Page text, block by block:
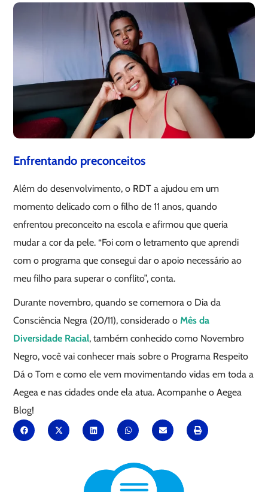
Enfrentando preconceitos
Além do desenvolvimento, o RDT a ajudou em um
momento delicado com o filho de 11 anos, quando
enfrentou preconceito na escola e afirmou que queria
mudar a cor da pele. “Foi com o letramento que aprendi
com o programa que consegui dar o apoio necessário ao
meu filho para superar o conflito”, conta.
Durante novembro, quando se comemora o Dia da
Consciência Negra (20/11), considerado o Mês da
Diversidade Racial, também conhecido como Novembro
Negro, você vai conhecer mais sobre o Programa Respeito
Dá o Tom e como ele vem movimentando vidas em toda a
Aegea e nas cidades onde ela atua. Acompanhe o Aegea
Blog!